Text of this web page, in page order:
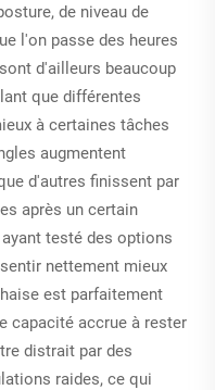
de niveau de
l'on passe des heures
d'ailleurs beaucoup
que différentes
à certaines tâches
augmentent
d'autres finissent par
après un certain
testé des options
nettement mieux
est parfaitement
capacité accrue à rester
distrait par des
raides, ce qui